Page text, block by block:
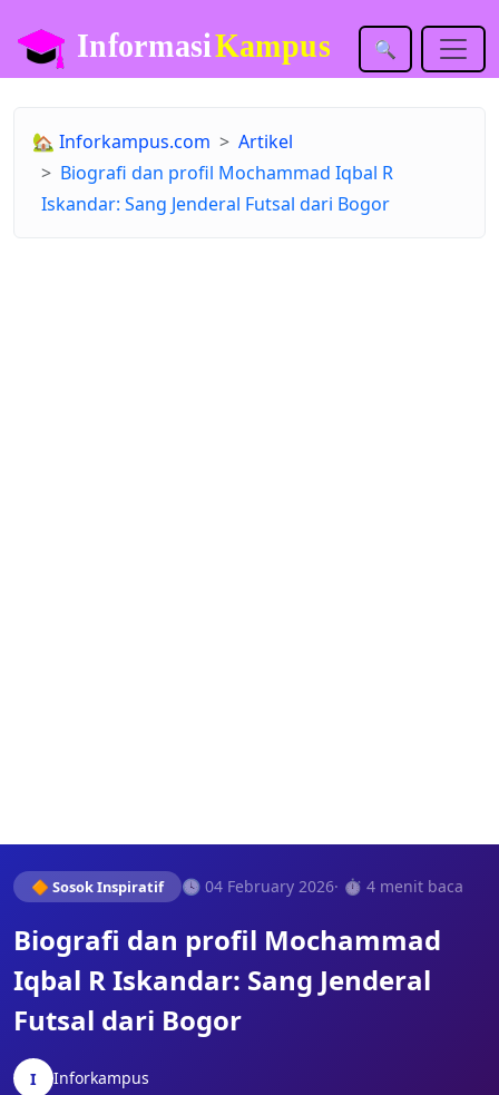
🔍
🏡 Inforkampus.com
Artikel
Biografi dan profil Mochammad Iqbal R
Iskandar: Sang Jenderal Futsal dari Bogor
🔶 Sosok Inspiratif 🕓 04 February 2026· ⏱️ 4 menit baca
Biografi dan profil Mochammad
Iqbal R Iskandar: Sang Jenderal
Futsal dari Bogor
I Inforkampus